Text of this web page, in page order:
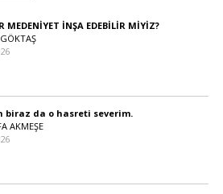
MEDENİYET İNŞA EDEBİLİR MİYİZ?
biraz da o hasreti severim.
AKMEŞE